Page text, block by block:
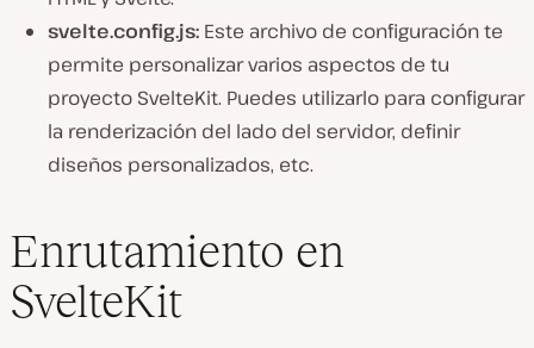
svelte.config.js: Este archivo de configuración te
permite personalizar varios aspectos de tu
proyecto SvelteKit. Puedes utilizarlo para configurar
la renderización del lado del servidor, definir
diseños personalizados, etc.
Enrutamiento en
SvelteKit